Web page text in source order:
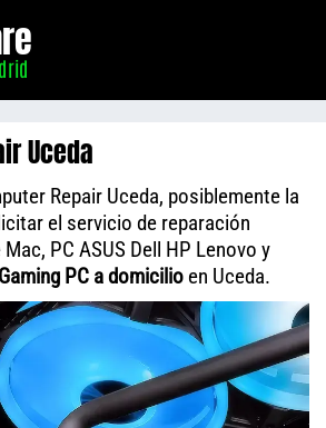
Uceda
Repair Uceda, posiblemente la
el servicio de reparación
PC ASUS Dell HP Lenovo y
PC a domicilio en Uceda.